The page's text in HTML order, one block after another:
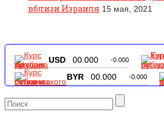
вблизи Израиля 15 мая, 2021
USD 00.000 -0.000
BYR 00.000 -0.000